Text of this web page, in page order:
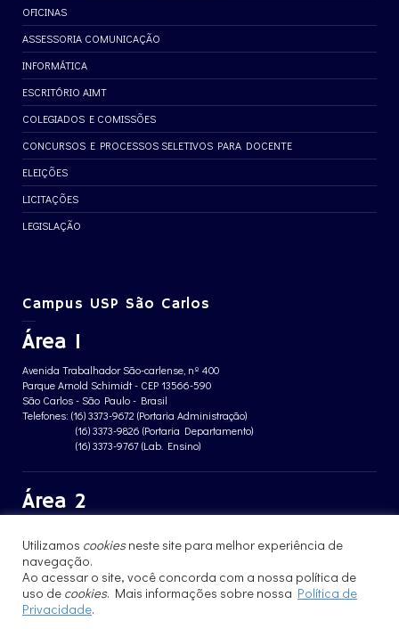
OFICINAS
ASSESSORIA COMUNICAÇÃO
INFORMÁTICA
ESCRITÓRIO AIMT
COLEGIADOS E COMISSÕES
CONCURSOS E PROCESSOS SELETIVOS PARA DOCENTE
ELEIÇÕES
LICITAÇÕES
LEGISLAÇÃO
Campus USP São Carlos
Área 1
Avenida Trabalhador São-carlense, nº 400
Parque Arnold Schimidt - CEP 13566-590
São Carlos - São Paulo - Brasil
Telefones: (16) 3373-9672 (Portaria Administração)
(16) 3373-9826 (Portaria Departamento)
(16) 3373-9767 (Lab. Ensino)
Área 2
Jardim Santa Angelina - CEP 13563-120
São Carlos - São Paulo - Brasil
Telefone: (16) 3373-8068 (Portaria prédio CFBio)
(16) 3364-8070 (Portaria prédio poloTErRA)
Utilizamos cookiesneste site para melhor experiência de
navegação.
Ao acessar o site, você concorda com a nossa política de
uso de cookies. Mais informações sobre nossa Política de
Privacidade.